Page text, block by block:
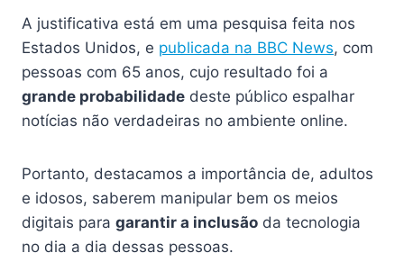
A justificativa está em uma pesquisa feita nos
Estados Unidos, e publicada na BBC News, com
pessoas com 65 anos, cujo resultado foi a
grande probabilidade deste público espalhar
notícias não verdadeiras no ambiente online.
Portanto, destacamos a importância de, adultos
e idosos, saberem manipular bem os meios
digitais para garantir a inclusão da tecnologia
no dia a dia dessas pessoas.